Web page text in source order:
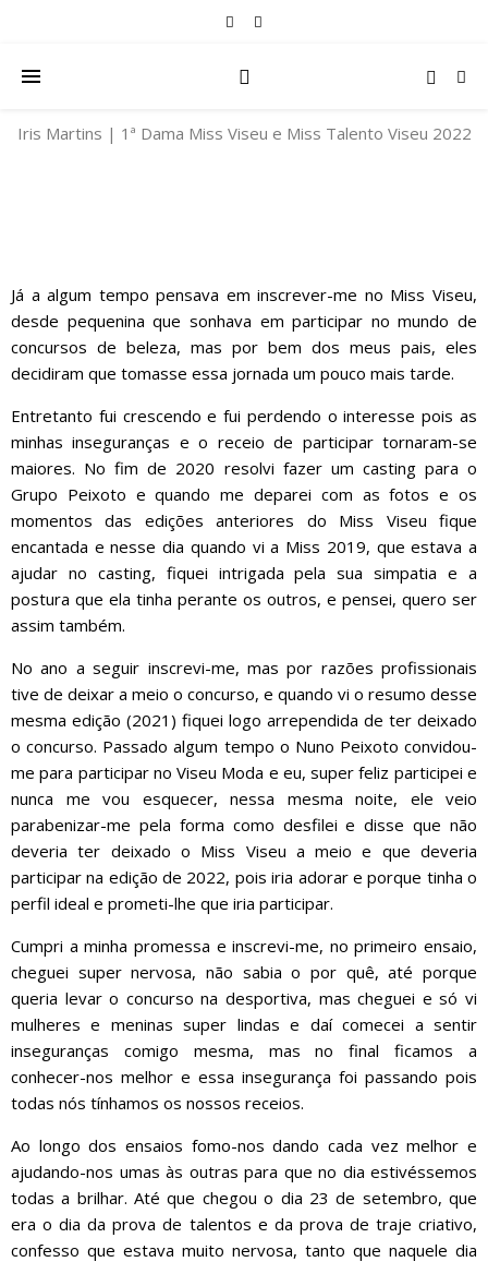
Iris Martins | 1ª Dama Miss Viseu e Miss Talento Viseu 2022
Já a algum tempo pensava em inscrever-me no Miss Viseu,
desde pequenina que sonhava em participar no mundo de
concursos de beleza, mas por bem dos meus pais, eles
decidiram que tomasse essa jornada um pouco mais tarde.
Entretanto fui crescendo e fui perdendo o interesse pois as
minhas inseguranças e o receio de participar tornaram-se
maiores. No fim de 2020 resolvi fazer um casting para o
Grupo Peixoto e quando me deparei com as fotos e os
momentos das edições anteriores do Miss Viseu fique
encantada e nesse dia quando vi a Miss 2019, que estava a
ajudar no casting, fiquei intrigada pela sua simpatia e a
postura que ela tinha perante os outros, e pensei, quero ser
assim também.
No ano a seguir inscrevi-me, mas por razões profissionais
tive de deixar a meio o concurso, e quando vi o resumo desse
mesma edição (2021) fiquei logo arrependida de ter deixado
o concurso. Passado algum tempo o Nuno Peixoto convidou-
me para participar no Viseu Moda e eu, super feliz participei e
nunca me vou esquecer, nessa mesma noite, ele veio
parabenizar-me pela forma como desfilei e disse que não
deveria ter deixado o Miss Viseu a meio e que deveria
participar na edição de 2022, pois iria adorar e porque tinha o
perfil ideal e prometi-lhe que iria participar.
Cumpri a minha promessa e inscrevi-me, no primeiro ensaio,
cheguei super nervosa, não sabia o por quê, até porque
queria levar o concurso na desportiva, mas cheguei e só vi
mulheres e meninas super lindas e daí comecei a sentir
inseguranças comigo mesma, mas no final ficamos a
conhecer-nos melhor e essa insegurança foi passando pois
todas nós tínhamos os nossos receios.
Ao longo dos ensaios fomo-nos dando cada vez melhor e
ajudando-nos umas às outras para que no dia estivéssemos
todas a brilhar. Até que chegou o dia 23 de setembro, que
era o dia da prova de talentos e da prova de traje criativo,
confesso que estava muito nervosa, tanto que naquele dia